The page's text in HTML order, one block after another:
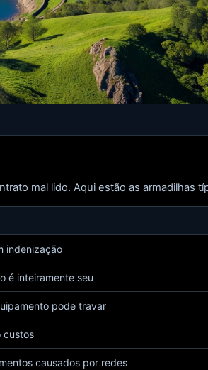
mal lido. Aqui estão as armadilhas
indenização
é inteiramente seu
pode travar
custos
causados por redes